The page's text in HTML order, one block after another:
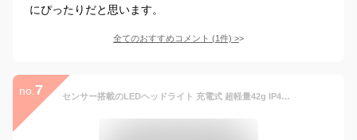
にぴったりだと思います。
全てのおすすめコメント (1件) >
no. 7 センサー搭載のLEDヘッドライト 充電式 超軽量42g IP44 防塵・防水 LED ライト ヘッドライト USB充電 小型 強力 高輝度 防災 災害 グッズ キャンプ アウトドア 登山 アウトドア用品 キャンプ用品 釣り 作業用 散歩 林業 農業 LAD WEATHER ラドウェザー